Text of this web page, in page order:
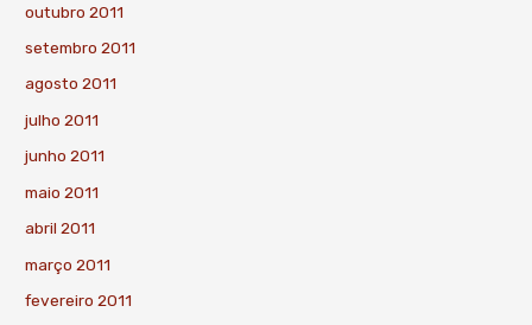
outubro 2011
setembro 2011
agosto 2011
julho 2011
junho 2011
maio 2011
abril 2011
março 2011
fevereiro 2011